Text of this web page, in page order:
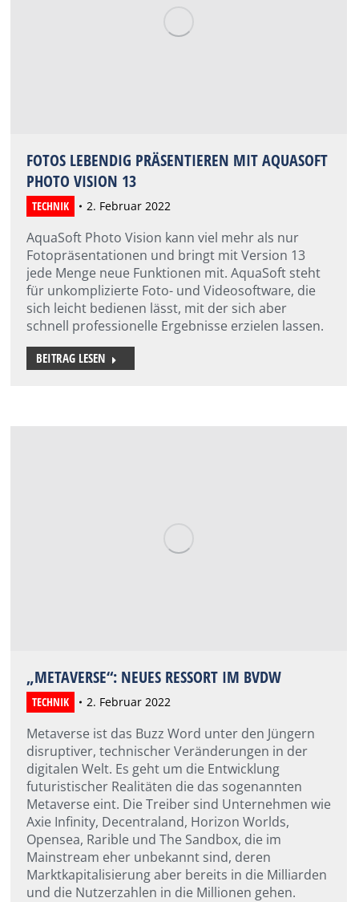
FOTOS LEBENDIG PRÄSENTIEREN MIT AQUASOFT
PHOTO VISION 13
TECHNIK 2. Februar 2022
AquaSoft Photo Vision kann viel mehr als nur
Fotopräsentationen und bringt mit Version 13
jede Menge neue Funktionen mit. AquaSoft steht
für unkomplizierte Foto- und Videosoftware, die
sich leicht bedienen lässt, mit der sich aber
schnell professionelle Ergebnisse erzielen lassen.
BEITRAG LESEN
„METAVERSE“: NEUES RESSORT IM BVDW
TECHNIK 2. Februar 2022
Metaverse ist das Buzz Word unter den Jüngern
disruptiver, technischer Veränderungen in der
digitalen Welt. Es geht um die Entwicklung
futuristischer Realitäten die das sogenannten
Metaverse eint. Die Treiber sind Unternehmen wie
Axie Infinity, Decentraland, Horizon Worlds,
Opensea, Rarible und The Sandbox, die im
Mainstream eher unbekannt sind, deren
Marktkapitalisierung aber bereits in die Milliarden
und die Nutzerzahlen in die Millionen gehen.